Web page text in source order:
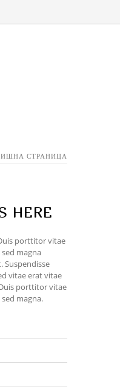
СТРАНИЦА
HERE
porttitor vitae
magna
Suspendisse
vitae erat vitae
porttitor vitae
magna.